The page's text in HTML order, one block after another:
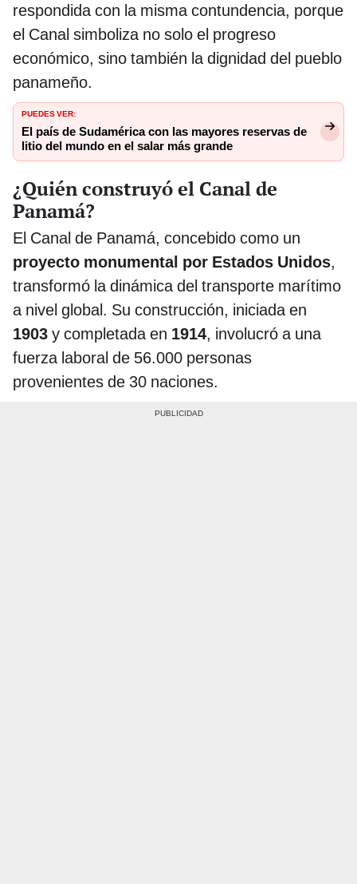
respondida con la misma contundencia, porque
el Canal simboliza no solo el progreso
económico, sino también la dignidad del pueblo
panameño.
PUEDES VER:
El país de Sudamérica con las mayores reservas de
litio del mundo en el salar más grande
¿Quién construyó el Canal de
Panamá?
El Canal de Panamá, concebido como un
proyecto monumental por Estados Unidos,
transformó la dinámica del transporte marítimo
a nivel global. Su construcción, iniciada en
1903 y completada en 1914, involucró a una
fuerza laboral de 56.000 personas
provenientes de 30 naciones.